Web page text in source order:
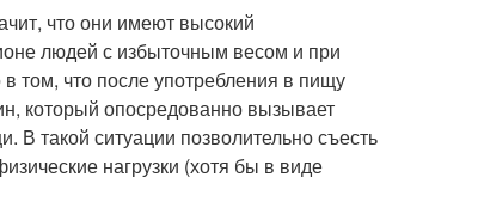
что они имеют высокий
людей с избыточным весом и при
том, что после употребления в пищу
который опосредованно вызывает
В такой ситуации позволительно съесть
нагрузки (хотя бы в виде